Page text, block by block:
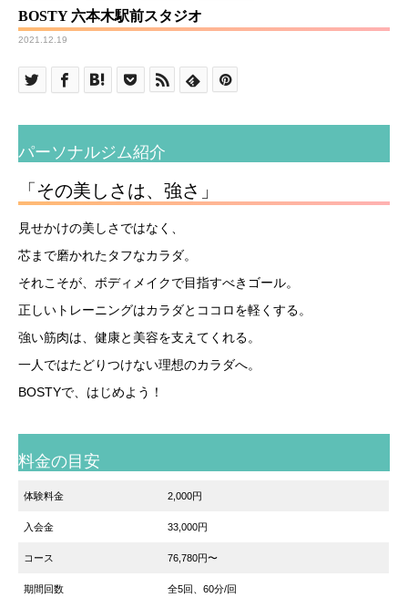
BOSTY 六本木駅前スタジオ
2021.12.19
パーソナルジム紹介
「その美しさは、強さ」
見せかけの美しさではなく、
芯まで磨かれたタフなカラダ。
それこそが、ボディメイクで目指すべきゴール。
正しいトレーニングはカラダとココロを軽くする。
強い筋肉は、健康と美容を支えてくれる。
一人ではたどりつけない理想のカラダへ。
BOSTYで、はじめよう！
料金の目安
体験料金 2,000円
入会金 33,000円
コース 76,780円〜
期間回数 全5回、60分/回